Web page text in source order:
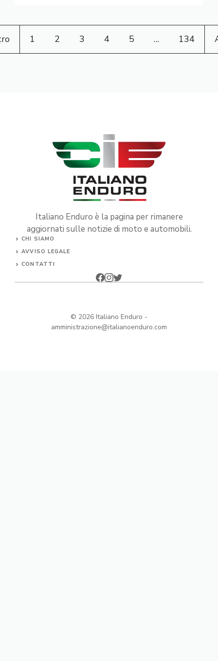
1 2 3 4 5 … 134
Italiano Enduro è la pagina per rimanere
aggiornati sulle notizie di moto e automobili.
CHI SIAMO
AVVISO LEGALE
CONTATTI
© 2026 Italiano Enduro -
amministrazione@italianoenduro.com